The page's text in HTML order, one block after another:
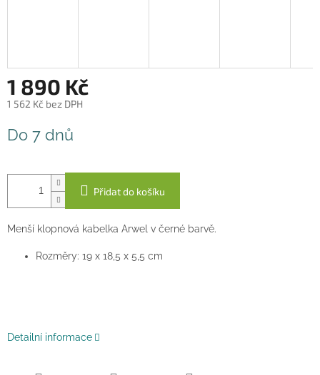
1 890 Kč
1 562 Kč bez DPH
cena:
Do 7 dnů
Přidat do košíku
Menší klopnová kabelka Arwel v černé barvě.
Rozměry: 19 x 18,5 x 5,5 cm
Detailní informace